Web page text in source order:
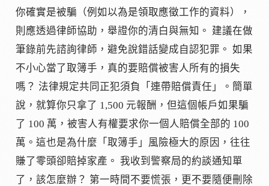
你確實是被騙（例如以為是領取應徵工作的資料），
則應透過律師協助，舉證你的清白與無知。 建議在做
筆錄前先諮詢律師，避免說錯話變成自認犯罪。 如果
不小心當了取簿手，真的要賠償被害人所有的損失
嗎？ 法律規定共同正犯須負「連帶賠償責任」。簡單
說，就算你只拿了 1,500 元報酬，但這個帳戶如果騙
了 100 萬，被害人有權要求你一個人賠償全部的 100
萬。這也是為什麼「取簿手」風險極大的原因，往往
賺了零頭卻賠掉家產。 我收到警察局的約談通知單
了，該怎麼辦？ 第一時間不要慌張，更不要隨便刪除